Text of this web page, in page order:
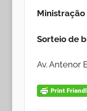
Ministração
Sorteio de
Av. Antenor